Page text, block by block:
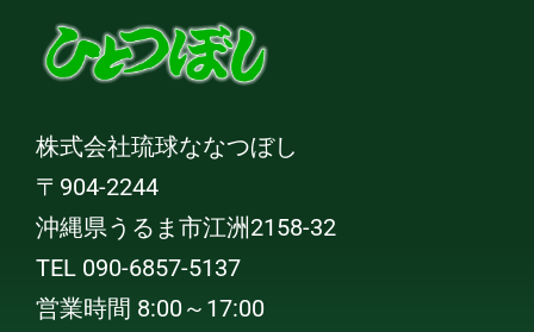
株式会社琉球ななつぼし
〒904-2244
沖縄県うるま市江洲2158-32
TEL 090-6857-5137
営業時間 8:00～17:00